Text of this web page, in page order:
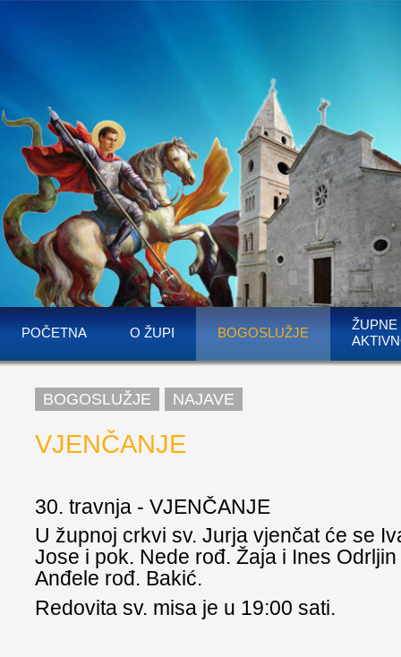
POČETNA O ŽUPI BOGOSLUŽJE
ŽUPNE
BOGOSLUŽJE NAJAVE
VJENČANJE
30. travnja - VJENČANJE
U župnoj crkvi sv. Jurja vjenčat će se
Jose i pok. Nede rođ. Žaja i Ines
Anđele rođ. Bakić.
Redovita sv. misa je u 19:00 sati.